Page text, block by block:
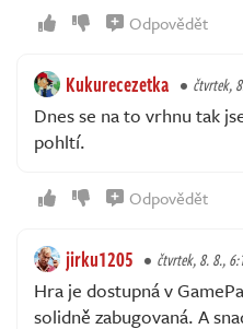
Odpovědět
Kukurecezetka čtvrtek,
Dnes se na to vrhnu tak
pohltí.
Odpovědět
jirku1205 čtvrtek, 8. 8.,
Hra je dostupná v
solidně zabugovaná. A